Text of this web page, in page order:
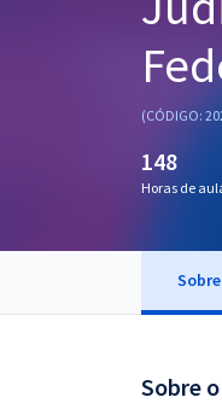
Questões grátis
(CÓDIGO:
148
Horas de
Sobre